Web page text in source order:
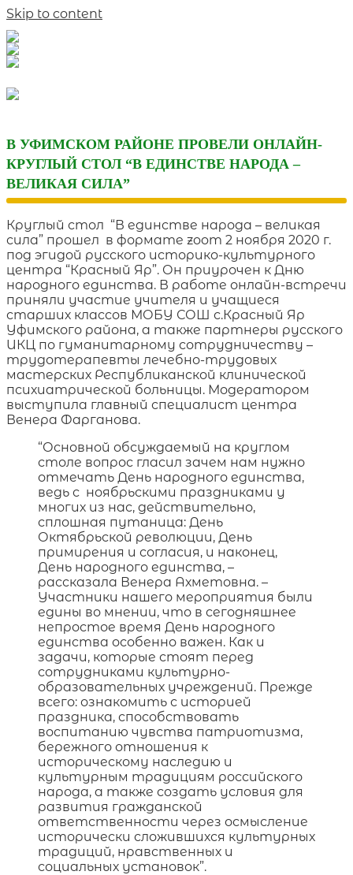
Skip to content
В УФИМСКОМ РАЙОНЕ ПРОВЕЛИ ОНЛАЙН-
КРУГЛЫЙ СТОЛ “В ЕДИНСТВЕ НАРОДА –
ВЕЛИКАЯ СИЛА”
Круглый стол “В единстве народа – великая
сила” прошел в формате zoom 2 ноября 2020 г.
под эгидой русского историко-культурного
центра “Красный Яр”. Он приурочен к Дню
народного единства. В работе онлайн-встречи
приняли участие учителя и учащиеся
старших классов МОБУ СОШ с.Красный Яр
Уфимского района, а также партнеры русского
ИКЦ по гуманитарному сотрудничеству –
трудотерапевты лечебно-трудовых
мастерских Республиканской клинической
психиатрической больницы. Модератором
выступила главный специалист центра
Венера Фарганова.
“Основной обсуждаемый на круглом
столе вопрос гласил зачем нам нужно
отмечать День народного единства,
ведь с ноябрьскими праздниками у
многих из нас, действительно,
сплошная путаница: День
Октябрьской революции, День
примирения и согласия, и наконец,
День народного единства, –
рассказала Венера Ахметовна. –
Участники нашего мероприятия были
едины во мнении, что в сегодняшнее
непростое время День народного
единства особенно важен. Как и
задачи, которые стоят перед
сотрудниками культурно-
образовательных учреждений. Прежде
всего: ознакомить с историей
праздника, способствовать
воспитанию чувства патриотизма,
бережного отношения к
историческому наследию и
культурным традициям российского
народа, а также создать условия для
развития гражданской
ответственности через осмысление
исторически сложившихся культурных
традиций, нравственных и
социальных установок”.